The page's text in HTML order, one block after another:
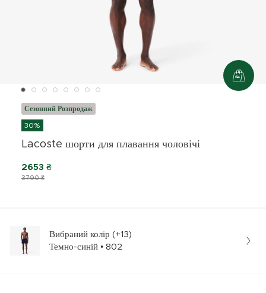
Сезонний Розпродаж
30%
Lacoste шорти для плавання чоловічі
3790 ₴
2653 ₴
Вибраний колір (+13)
Темно-синій • 802